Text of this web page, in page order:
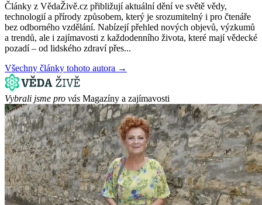
Články z VědaŽivě.cz přibližují aktuální dění ve světě vědy,
technologií a přírody způsobem, který je srozumitelný i pro čtenáře
bez odborného vzdělání. Nabízejí přehled nových objevů, výzkumů
a trendů, ale i zajímavosti z každodenního života, které mají vědecké
pozadí – od lidského zdraví přes...
Všechny články tohoto autora →
Vybrali jsme pro vás Magazíny a zajímavosti